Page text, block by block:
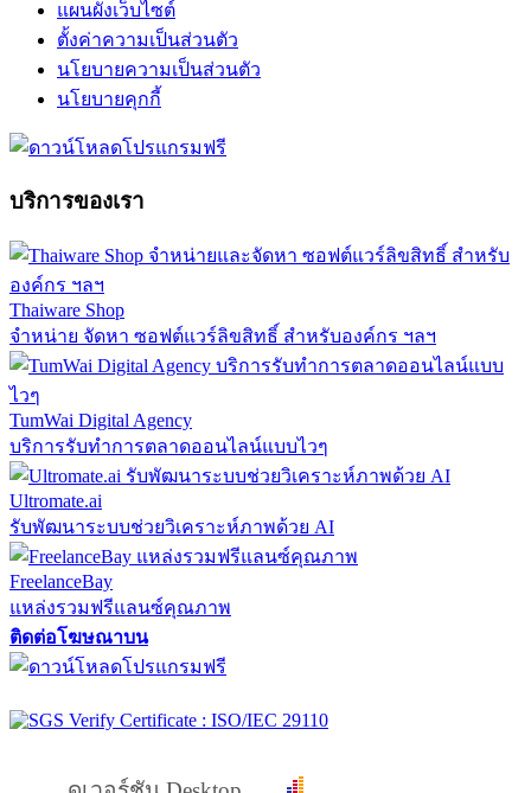
แผนผังเว็บไซต์
ตั้งค่าความเป็นส่วนตัว
นโยบายความเป็นส่วนตัว
นโยบายคุกกี้
บริการของเรา
Thaiware Shop
จำหน่าย จัดหา ซอฟต์แวร์ลิขสิทธิ์ สำหรับองค์กร ฯลฯ
TumWai Digital Agency
บริการรับทำการตลาดออนไลน์แบบไวๆ
Ultromate.ai
รับพัฒนาระบบช่วยวิเคราะห์ภาพด้วย AI
FreelanceBay
แหล่งรวมฟรีแลนซ์คุณภาพ
ติดต่อโฆษณาบน